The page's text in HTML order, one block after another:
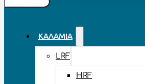
ΚΑΛΆΜΙΑ
LRF
HRF